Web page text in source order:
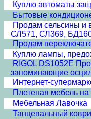
Куплю автоматы
Бытовые
Продам сельсины и
СЛ571, СЛ369,
Продам
Куплю лампы,
RIGOL DS1052E
запоминающие
Интернет-
Плетеная мебель на
Мебельная Лавочка
Танцевальный